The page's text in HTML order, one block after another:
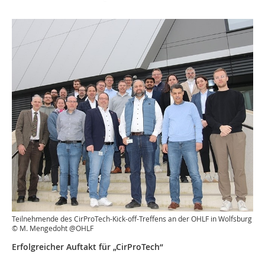
Teilnehmende des CirProTech-Kick-off-Treffens an der OHLF in Wolfsburg
© M. Mengedoht @OHLF
Erfolgreicher Auftakt für „CirProTech“